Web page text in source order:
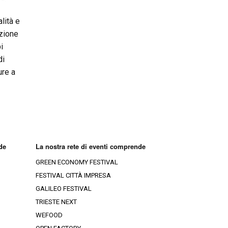
e
a
La nostra rete di eventi comprende
GREEN ECONOMY FESTIVAL
FESTIVAL CITTÀ IMPRESA
GALILEO FESTIVAL
TRIESTE NEXT
WEFOOD